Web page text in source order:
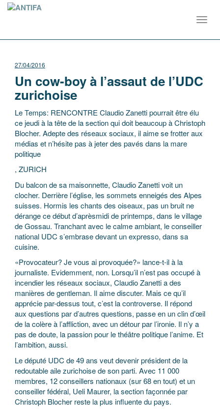
27/04/2016
Un cow-boy à l’assaut de l’UDC
zurichoise
Le Temps: RENCONTRE Claudio Zanetti pourrait être élu
ce jeudi à la tête de la section qui doit beaucoup à Christoph
Blocher. Adepte des réseaux sociaux, il aime se frotter aux
médias et n’hésite pas à jeter des pavés dans la mare
politique
, ZURICH
Du balcon de sa maisonnette, Claudio Zanetti voit un
clocher. Derrière l’église, les sommets enneigés des Alpes
suisses. Hormis les chants des oiseaux, pas un bruit ne
dérange ce début d’aprèsmidi de printemps, dans le village
de Gossau. Tranchant avec le calme ambiant, le conseiller
national UDC s’embrase devant un expresso, dans sa
cuisine.
«Provocateur? Je vous ai provoquée?» lance-t-il à la
journaliste. Evidemment, non. Lorsqu’il n’est pas occupé à
incendier les réseaux sociaux, Claudio Zanetti a des
manières de gentleman. Il aime discuter. Mais ce qu’il
apprécie par-dessus tout, c’est la controverse. Il répond
aux questions par d’autres questions, passe en un clin d’œil
de la colère à l’affliction, avec un détour par l’ironie. Il n’y a
pas de doute, la passion pour le théâtre politique l’anime. Et
l’ambition, aussi.
Le député UDC de 49 ans veut devenir président de la
redoutable aile zurichoise de son parti. Avec 11 000
membres, 12 conseillers nationaux (sur 68 en tout) et un
conseiller fédéral, Ueli Maurer, la section façonnée par
Christoph Blocher reste la plus influente du pays.